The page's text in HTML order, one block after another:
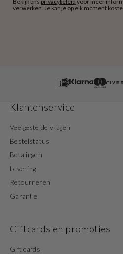
Bekijk ons privacybeleid voor meer
verwerken. Je kan je op elk moment
Klantenservice
Veelgestelde vragen
Bestelstatus
Betalingen
Levering
Retourneren
Garantie
Giftcards en promoties
Gift cards